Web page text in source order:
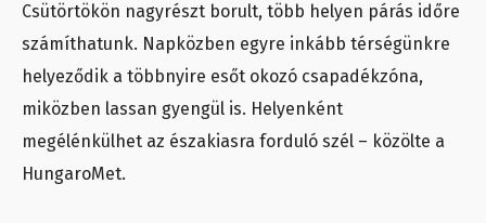
Csütörtökön nagyrészt borult, több helyen párás időre
számíthatunk. Napközben egyre inkább térségünkre
helyeződik a többnyire esőt okozó csapadékzóna,
miközben lassan gyengül is. Helyenként
megélénkülhet az északiasra forduló szél – közölte a
HungaroMet.